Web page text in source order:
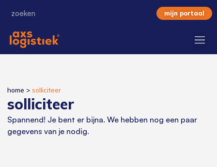
mijn portaal
home > solliciteer
solliciteer
Spannend! Je bent er bijna. We hebben nog een paar
gegevens van je nodig.